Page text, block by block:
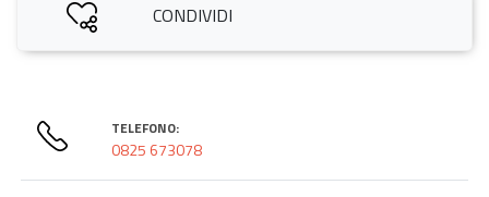
CONDIVIDI
TELEFONO:
0825 673078